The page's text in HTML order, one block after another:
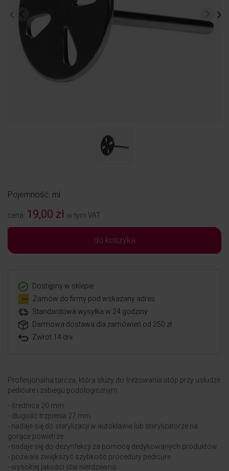
Pojemność: ml
cena: 19,00 zł w tym VAT
do koszyka
Dostępny w sklepie
Zamów do firmy pod wskazany adres
Standardowa wysyłka w 24 godziny
Darmowa dostawa dla zamówień od 250 zł
Zwrot 14 dni
Profesjonalna tarcza, która służy do frezowania stóp przy usłudze
pedicure i zabiegu podologicznym
- średnica 20 mm
- długość trzpienia 27 mm
- nadaje się do sterylizacji w autoklawie lub sterylizatorze na
gorące powietrze
- nadaje się do dezynfekcji za pomocą dedykowanych produktów
- pozwala zwiększyć szybkość procedury pedicure
- wysokiej jakości stal nierdzewna